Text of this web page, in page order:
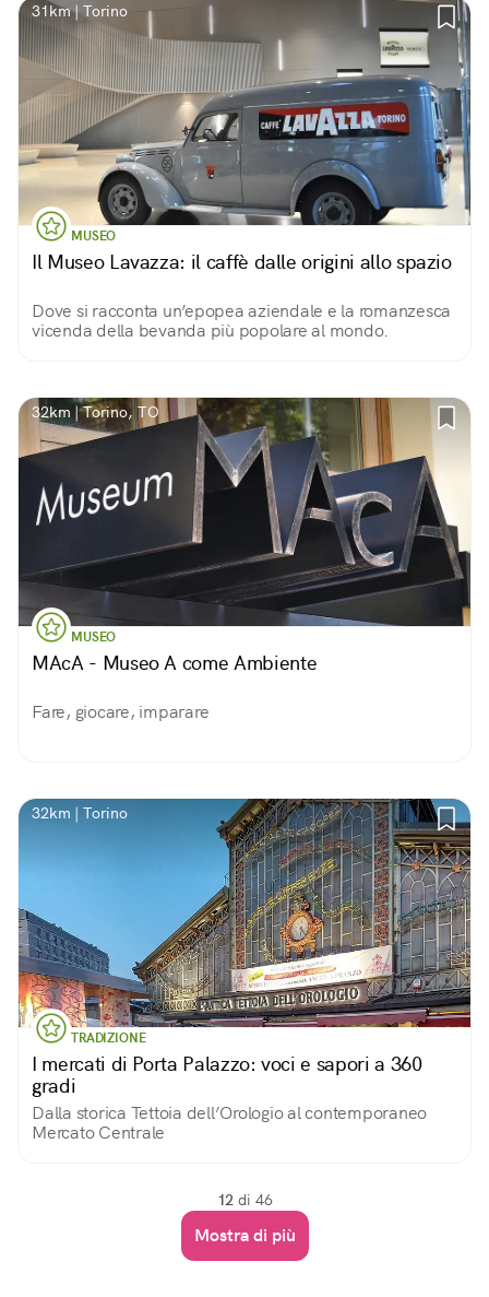
31km | Torino
MUSEO
Il Museo Lavazza: il caffè dalle origini allo spazio
Dove si racconta un’epopea aziendale e la romanzesca
vicenda della bevanda più popolare al mondo.
32km | Torino, TO
MUSEO
MAcA - Museo A come Ambiente
Fare, giocare, imparare
32km | Torino
TRADIZIONE
I mercati di Porta Palazzo: voci e sapori a 360
gradi
Dalla storica Tettoia dell’Orologio al contemporaneo
Mercato Centrale
12 di 46
Mostra di più